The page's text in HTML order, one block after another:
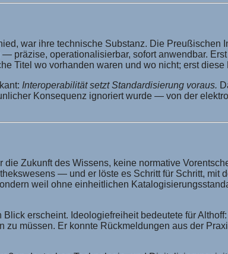
war ihre technische Substanz. Die
präzise, operationalisierbar, sofort anwendbar.
Titel wo vorhanden waren und wo nicht; erst
Interoperabilität setzt Standardisierung voraus.
Konsequenz ignoriert wurde — von der
Zukunft des Wissens, keine normative
— und er löste es Schritt für Schritt, mit
weil ohne einheitlichen
erscheint. Ideologiefreiheit bedeutete für
zu müssen. Er konnte Rückmeldungen aus der